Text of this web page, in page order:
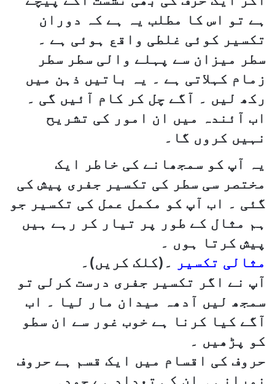
ہے تو اس کا مطلب یہ ہے کہ دوران
تکسیر کوئی غلطی واقع ہوئی ہے ۔
سطر میزان سے پہلے والی سطر سطر
زمام کہلاتی ہے ۔ یہ باتیں ذہن میں
رکھ لیں ۔ آگے چل کر کام آئیں گی ۔
اب آئندہ میں ان امور کی تشریح
نہیں کروں گا۔
یہ آپ کو سمجھانے کی خاطر ایک
مختصر سی سطر کی تکسیر جفری پیش کی
گئی ۔ اب آپ کو مکمل عمل کی تکسیر جو
ہم مثال کے طور پر تیار کر رہے ہیں
پیش کرتا ہوں ۔
مثالی تکسیر
۔(کلک کریں)۔
آپ نے اگر تکسیر جفری درست کرلی تو
سمجھ لیں آدھہ میدان مار لیا ۔ اب
آگے کیا کرنا ہے خوب غور سے ان سطو
کو پڑھیں ۔
حروف کی اقسام میں ایک قسم ہے حروف
نورانی ۔ ان کی تعداد ہے چودہ